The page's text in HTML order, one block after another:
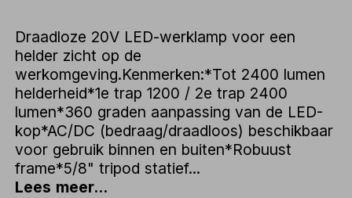
Draadloze 20V LED-werklamp voor een
helder zicht op de
werkomgeving.Kenmerken:*Tot 2400 lumen
helderheid*1e trap 1200 / 2e trap 2400
lumen*360 graden aanpassing van de LED-
kop*AC/DC (bedraag/draadloos) beschikbaar
voor gebruik binnen en buiten*Robuust
frame*5/8" tripod statief...
Lees meer...